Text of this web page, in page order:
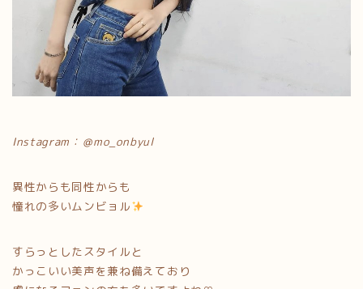
Instagram：＠mo_onbyul
異性からも同性からも
憧れの多いムンビョル
すらっとしたスタイルと
かっこいい美声を兼ね備えており